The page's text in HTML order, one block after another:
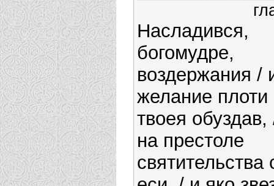
Насладився,
богомудре,
воздержания /
желание плоти
твоея обуздав,
на престоле
святительства